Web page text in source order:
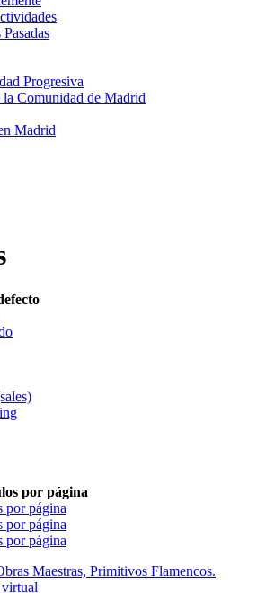
Progresiva
Comunidad de Madrid
Madrid
por página
por página
por página
por página